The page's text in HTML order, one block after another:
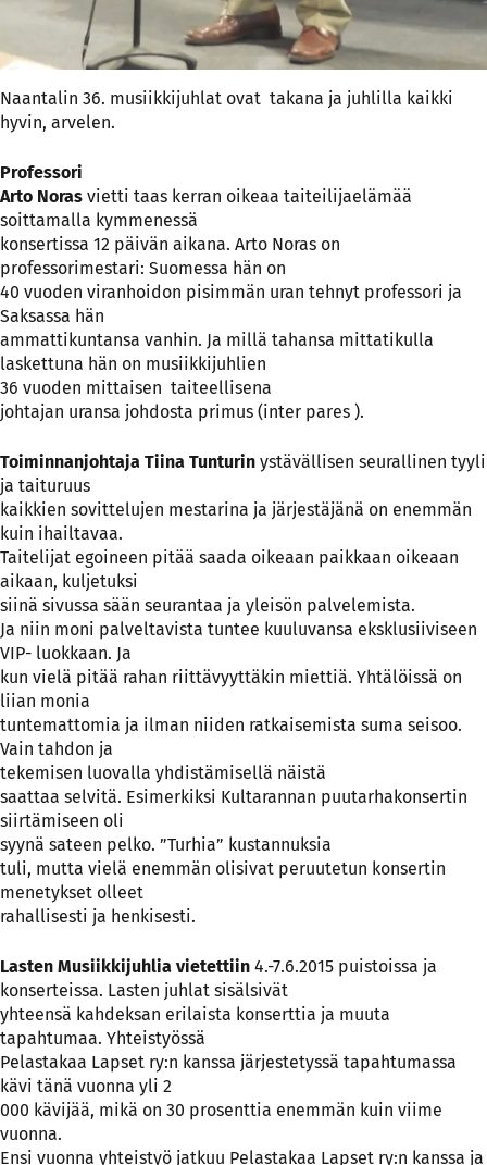
Naantalin 36. musiikkijuhlat ovat takana ja juhlilla kaikki
hyvin, arvelen.
Professori
Arto Noras vietti taas kerran oikeaa taiteilijaelämää
soittamalla kymmenessä
konsertissa 12 päivän aikana. Arto Noras on
professorimestari: Suomessa hän on
40 vuoden viranhoidon pisimmän uran tehnyt professori ja
Saksassa hän
ammattikuntansa vanhin. Ja millä tahansa mittatikulla
laskettuna hän on musiikkijuhlien
36 vuoden mittaisen taiteellisena
johtajan uransa johdosta primus (inter pares ).
Toiminnanjohtaja Tiina Tunturin ystävällisen seurallinen tyyli
ja taituruus
kaikkien sovittelujen mestarina ja järjestäjänä on enemmän
kuin ihailtavaa.
Taitelijat egoineen pitää saada oikeaan paikkaan oikeaan
aikaan, kuljetuksi
siinä sivussa sään seurantaa ja yleisön palvelemista.
Ja niin moni palveltavista tuntee kuuluvansa eksklusiiviseen
VIP- luokkaan. Ja
kun vielä pitää rahan riittävyyttäkin miettiä. Yhtälöissä on
liian monia
tuntemattomia ja ilman niiden ratkaisemista suma seisoo.
Vain tahdon ja
tekemisen luovalla yhdistämisellä näistä
saattaa selvitä. Esimerkiksi Kultarannan puutarhakonsertin
siirtämiseen oli
syynä sateen pelko. ”Turhia” kustannuksia
tuli, mutta vielä enemmän olisivat peruutetun konsertin
menetykset olleet
rahallisesti ja henkisesti.
Lasten Musiikkijuhlia vietettiin 4.-7.6.2015 puistoissa ja
konserteissa. Lasten juhlat sisälsivät
yhteensä kahdeksan erilaista konserttia ja muuta
tapahtumaa. Yhteistyössä
Pelastakaa Lapset ry:n kanssa järjestetyssä tapahtumassa
kävi tänä vuonna yli 2
000 kävijää, mikä on 30 prosenttia enemmän kuin viime
vuonna.
Ensi vuonna yhteistyö jatkuu Pelastakaa Lapset ry:n kanssa ja